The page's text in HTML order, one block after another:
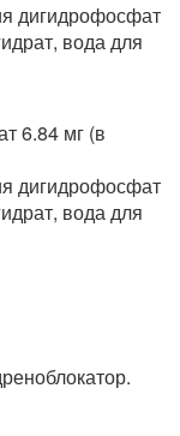
дигидрофосфат
вода для
6.84 мг (в
дигидрофосфат
вода для